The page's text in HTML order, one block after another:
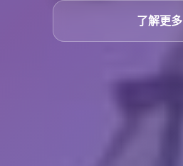
了解更多